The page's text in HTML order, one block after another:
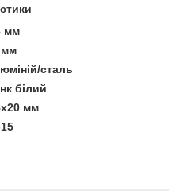
мм
мм
сталь
білий
мм